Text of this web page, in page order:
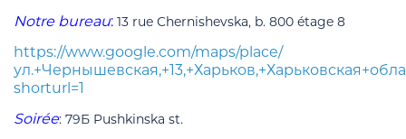
Notre bureau: 13 rue Chernishevska, b. 800 étage 8
https://www.google.com/maps/place/
shorturl=1
Soirée: 79Б Pushkinska st.